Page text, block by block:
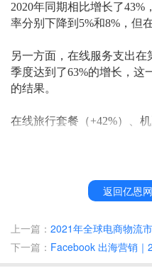
2020年同期相比增长了
率分别下降到5%和8%，但
另一方面，在线服务支出在
季度达到了63%的增长，这
的结果。
在线旅行套餐（+42%）、
活动门票（+32%）的在线
从绝对数字来看，服务业仍
在线服务支出为78亿欧元，
种增长将持续到2022年，在
平。
返回亿恩
上一篇： 2021年全球电商物流
下一篇： Facebook 出海营销